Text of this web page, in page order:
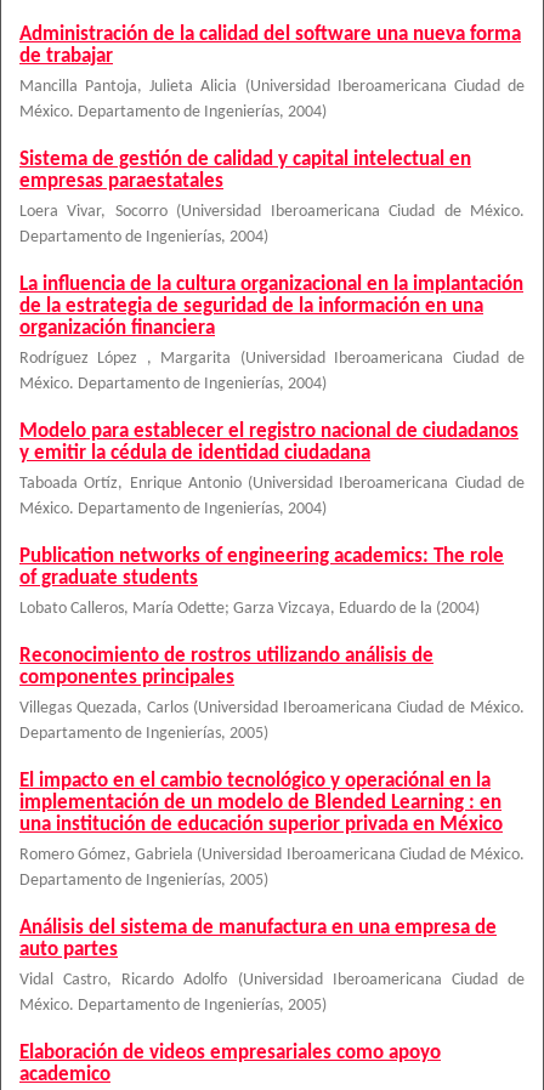
Administración de la calidad del software una nueva forma
de trabajar
Mancilla Pantoja, Julieta Alicia (Universidad Iberoamericana Ciudad de
México. Departamento de Ingenierías, 2004)
Sistema de gestión de calidad y capital intelectual en
empresas paraestatales
Loera Vivar, Socorro (Universidad Iberoamericana Ciudad de México.
Departamento de Ingenierías, 2004)
La influencia de la cultura organizacional en la implantación
de la estrategia de seguridad de la información en una
organización financiera
Rodríguez López , Margarita (Universidad Iberoamericana Ciudad de
México. Departamento de Ingenierías, 2004)
Modelo para establecer el registro nacional de ciudadanos
y emitir la cédula de identidad ciudadana
Taboada Ortíz, Enrique Antonio (Universidad Iberoamericana Ciudad de
México. Departamento de Ingenierías, 2004)
Publication networks of engineering academics: The role
of graduate students
Lobato Calleros, María Odette; Garza Vizcaya, Eduardo de la (2004)
Reconocimiento de rostros utilizando análisis de
componentes principales
Villegas Quezada, Carlos (Universidad Iberoamericana Ciudad de México.
Departamento de Ingenierías, 2005)
El impacto en el cambio tecnológico y operaciónal en la
implementación de un modelo de Blended Learning : en
una institución de educación superior privada en México
Romero Gómez, Gabriela (Universidad Iberoamericana Ciudad de México.
Departamento de Ingenierías, 2005)
Análisis del sistema de manufactura en una empresa de
auto partes
Vidal Castro, Ricardo Adolfo (Universidad Iberoamericana Ciudad de
México. Departamento de Ingenierías, 2005)
Elaboración de videos empresariales como apoyo
academico